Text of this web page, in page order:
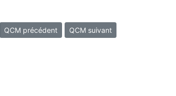
QCM précédent QCM suivant